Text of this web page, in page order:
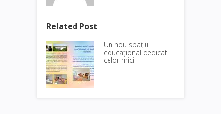
Related Post
Un nou spațiu
educațional dedicat
celor mici